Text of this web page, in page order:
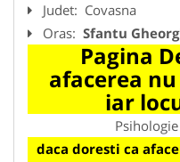
Judet: Covasna
Oras: Sfantu
Pagina
afacerea
iar
daca doresti ca